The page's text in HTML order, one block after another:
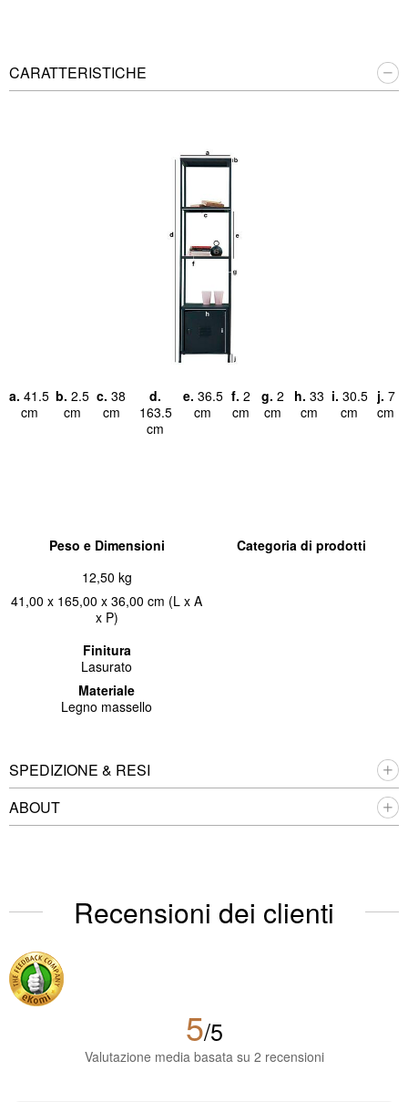
CARATTERISTICHE
a. 41.5
cm
b. 2.5
cm
c. 38
cm
d.
163.5
cm
e. 36.5
cm
f. 2
cm
g. 2
cm
h. 33
cm
i. 30.5
cm
j. 7
cm
Peso e Dimensioni
12,50 kg
41,00 x 165,00 x 36,00 cm (L x A
x P)
Finitura
Lasurato
Materiale
Legno massello
Categoria di prodotti
SPEDIZIONE & RESI
ABOUT
Recensioni dei clienti
5/5
Valutazione media basata su 2 recensioni